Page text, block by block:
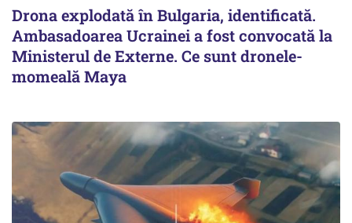
Drona explodată în Bulgaria, identificată.
Ambasadoarea Ucrainei a fost convocată la
Ministerul de Externe. Ce sunt dronele-
momeală Maya